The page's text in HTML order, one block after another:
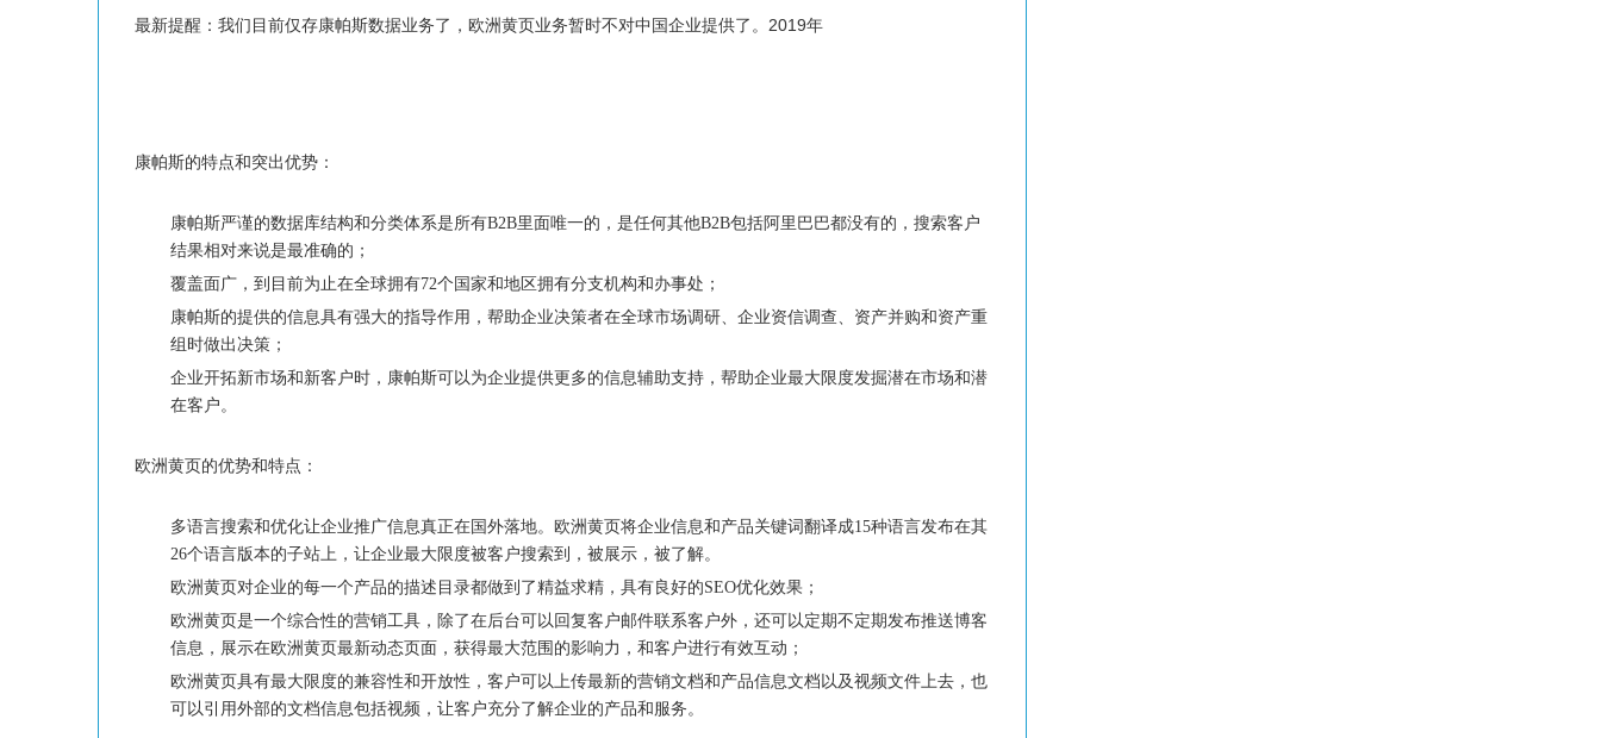
最新提醒：我们目前仅存康帕斯数据业务了，欧洲黄页业务暂时不对中国企业提供了。2019年
康帕斯的特点和突出优势：
康帕斯严谨的数据库结构和分类体系是所有B2B里面唯一的，是任何其他B2B包括阿里巴巴都没有的，搜索客户
结果相对来说是最准确的；
覆盖面广，到目前为止在全球拥有72个国家和地区拥有分支机构和办事处；
康帕斯的提供的信息具有强大的指导作用，帮助企业决策者在全球市场调研、企业资信调查、资产并购和资产重
组时做出决策；
企业开拓新市场和新客户时，康帕斯可以为企业提供更多的信息辅助支持，帮助企业最大限度发掘潜在市场和潜
在客户。
欧洲黄页的优势和特点：
多语言搜索和优化让企业推广信息真正在国外落地。欧洲黄页将企业信息和产品关键词翻译成15种语言发布在其
26个语言版本的子站上，让企业最大限度被客户搜索到，被展示，被了解。
欧洲黄页对企业的每一个产品的描述目录都做到了精益求精，具有良好的SEO优化效果；
欧洲黄页是一个综合性的营销工具，除了在后台可以回复客户邮件联系客户外，还可以定期不定期发布推送博客
信息，展示在欧洲黄页最新动态页面，获得最大范围的影响力，和客户进行有效互动；
欧洲黄页具有最大限度的兼容性和开放性，客户可以上传最新的营销文档和产品信息文档以及视频文件上去，也
可以引用外部的文档信息包括视频，让客户充分了解企业的产品和服务。